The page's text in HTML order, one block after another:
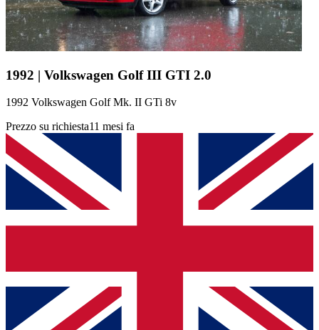
1992 | Volkswagen Golf III GTI 2.0
1992 Volkswagen Golf Mk. II GTi 8v
Prezzo su richiesta11 mesi fa